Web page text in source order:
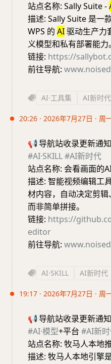
站点名称: Sally Suite -
描述: Sally Suite 是一
WPS 的 AI驱动生产力
义模型和私有部署能力。
链接: https://
前往导航:
AI·工具集 AI新时代
20:26 · 2026年7月27日 · 周
📢导航站收录更新通知
#AI·SKILL#AI新时代
站点名称: 会看画面的
描述: 智能视频编辑工
材内容，自动决定剪辑
而非简单拼接。
链接: https://
editor
前往导航:
AI·SKILL AI新时代
19:17 · 2026年7月27日 · 周
📢导航站收录更新通知
#AI·模型+平台 #AI新
站点名称: 牧马人本地
描述: 牧马人本地引擎